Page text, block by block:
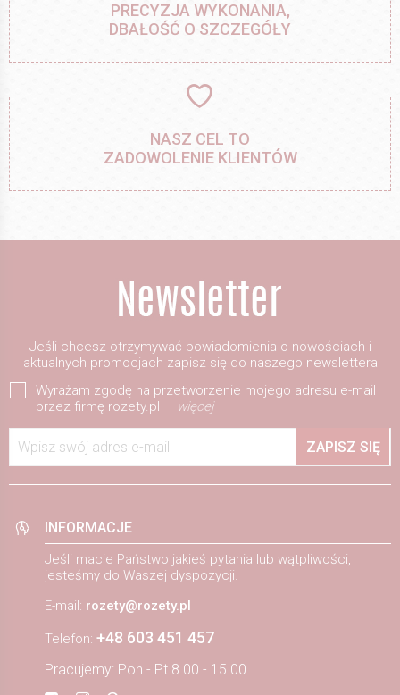
PRECYZJA WYKONANIA,
DBAŁOŚĆ O SZCZEGÓŁY
NASZ CEL TO
ZADOWOLENIE KLIENTÓW
Jeśli chcesz otrzymywać powiadomienia o nowościach i
aktualnych promocjach zapisz się do naszego newslettera
Wyrażam zgodę na przetworzenie mojego adresu e-mail
przez firmę rozety.pl
więcej
Wpisz swój adres e-mail ZAPISZ SIĘ
INFORMACJE
Jeśli macie Państwo jakieś pytania lub wątpliwości,
jesteśmy do Waszej dyspozycji.
E-mail: rozety@rozety.pl
Telefon: +48 603 451 457
Pracujemy: Pon - Pt 8.00 - 15.00